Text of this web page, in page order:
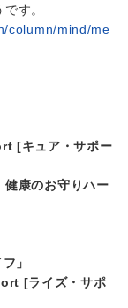
す。
column/mind/me
[キュア・サポー
健康のお守りハー
」
[ライズ・サポ